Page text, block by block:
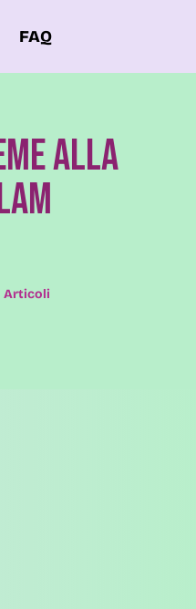
FAQ
alla
Articoli